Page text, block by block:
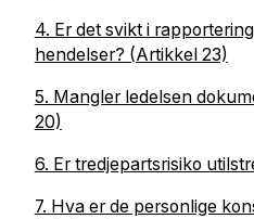
4. Er det svikt i
hendelser? (Artikkel 23)
5. Mangler ledelsen
20)
6. Er tredjepartsrisiko
7. Hva er de personlige